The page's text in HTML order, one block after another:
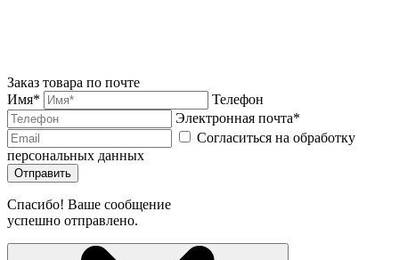
Заказ товара по почте
Имя*
Телефон
Электронная почта*
Согласиться на обработку
персональных данных
Отправить
Спасибо! Ваше сообщение
успешно отправлено.